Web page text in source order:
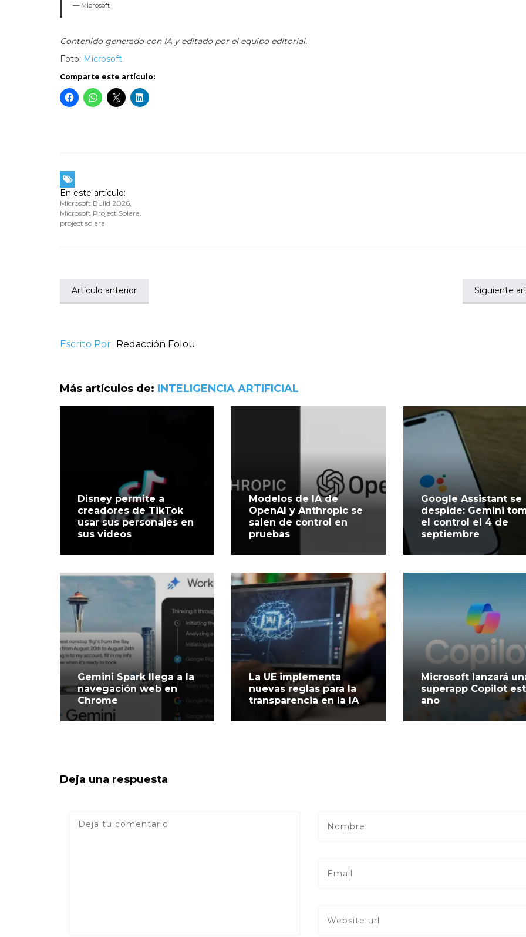
— Microsoft
Contenido generado con IA y editado por el equipo editorial.
Foto: Microsoft.
Comparte este artículo:
En este artículo:
Microsoft Build 2026,
Microsoft Project Solara,
project solara
Artículo anterior Siguiente
Escrito Por Redacción Folou
Más artículos de: INTELIGENCIA ARTIFICIAL
Disney permite a
creadores de TikTok
usar sus personajes en
sus videos
Modelos de IA de
OpenAI y Anthropic se
salen de control en
pruebas
Google Assistant se
despide: Gemini
el control el 4 de
septiembre
Gemini Spark llega a la
navegación web en
Chrome
La UE implementa
nuevas reglas para la
transparencia en la IA
Microsoft lanzará
superapp Copilot
año
Deja una respuesta